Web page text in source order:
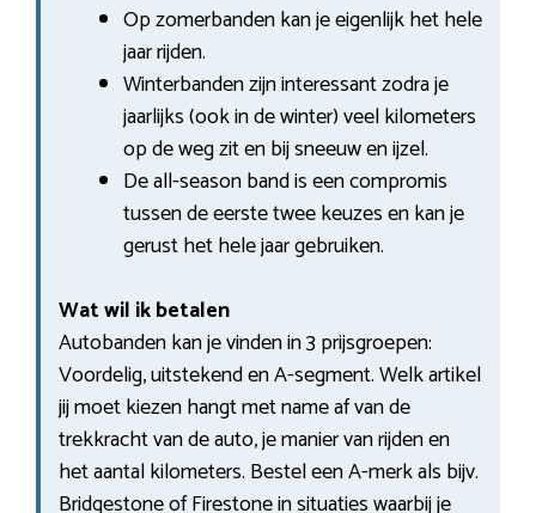
Op zomerbanden kan je eigenlijk het hele
jaar rijden.
Winterbanden zijn interessant zodra je
jaarlijks (ook in de winter) veel kilometers
op de weg zit en bij sneeuw en ijzel.
De all-season band is een compromis
tussen de eerste twee keuzes en kan je
gerust het hele jaar gebruiken.
Wat wil ik betalen
Autobanden kan je vinden in 3 prijsgroepen:
Voordelig, uitstekend en A-segment. Welk artikel
jij moet kiezen hangt met name af van de
trekkracht van de auto, je manier van rijden en
het aantal kilometers. Bestel een A-merk als bijv.
Bridgestone of Firestone in situaties waarbij je